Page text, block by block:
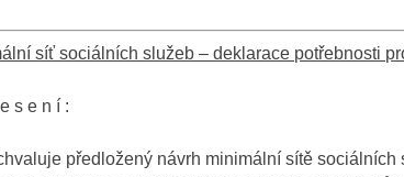
síť sociálních služeb – deklarace potřebnosti
s e n í :
předložený návrh minimální sítě